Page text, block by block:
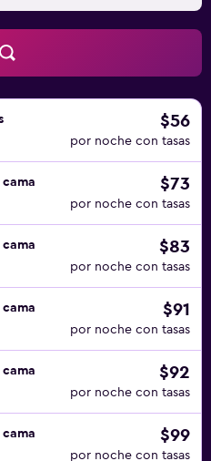
de ocasión así como a
Nos esforzamos para que
de la mejor experiencia
recepción está a tu
planificar el servicio de
$56
por noche con tasas
$73
por noche con tasas
$83
por noche con tasas
$91
por noche con tasas
$92
por noche con tasas
$99
por noche con tasas